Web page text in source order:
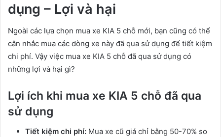
dụng – Lợi và hại
Ngoài các lựa chọn mua xe KIA 5 chỗ mới, bạn cũng có thể
cân nhắc mua các dòng xe này đã qua sử dụng để tiết kiệm
chi phí. Vậy việc mua xe KIA 5 chỗ đã qua sử dụng có
những lợi và hại gì?
Lợi ích khi mua xe KIA 5 chỗ đã qua
sử dụng
Tiết kiệm chi phí: Mua xe cũ giá chỉ bằng 50-70% so